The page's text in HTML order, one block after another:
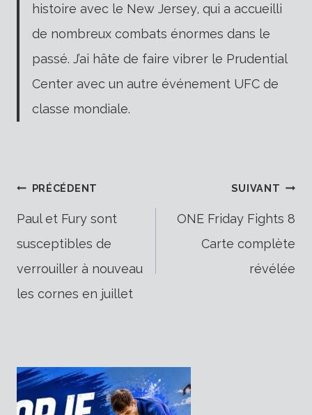
histoire avec le New Jersey, qui a accueilli
de nombreux combats énormes dans le
passé. J’ai hâte de faire vibrer le Prudential
Center avec un autre événement UFC de
classe mondiale.
Navigation
de
PRÉCÉDENT
Paul et Fury sont
susceptibles de
verrouiller à nouveau
les cornes en juillet
SUIVANT
ONE Friday Fights 8
Carte complète
révélée